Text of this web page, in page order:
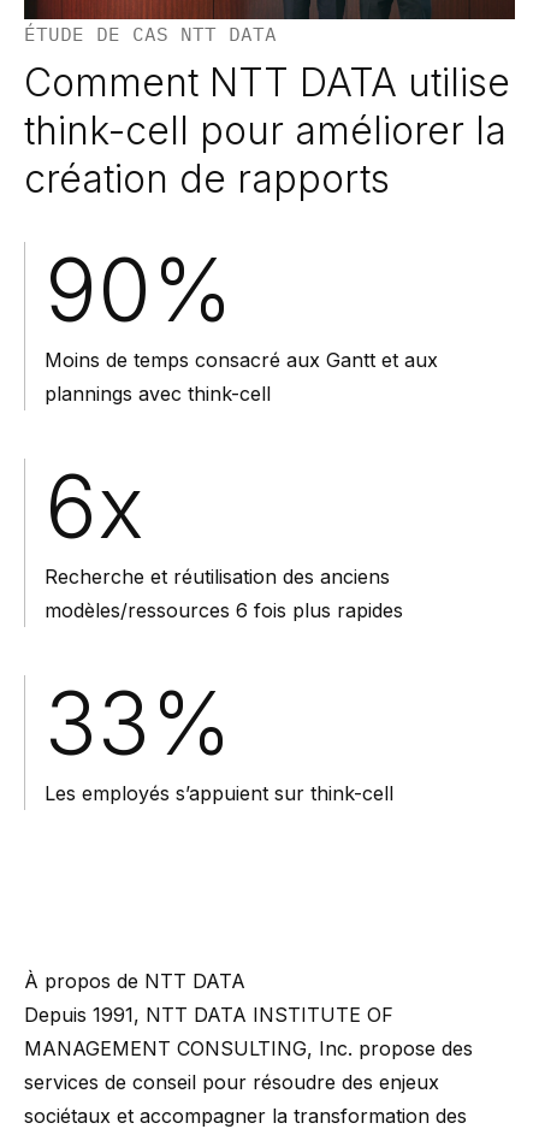
ÉTUDE DE CAS NTT DATA
Comment NTT DATA utilise
think-cell pour améliorer la
création de rapports
90%
Moins de temps consacré aux Gantt et aux
plannings avec think-cell
6x
Recherche et réutilisation des anciens
modèles/ressources 6 fois plus rapides
33%
Les employés s’appuient sur think-cell
À propos de NTT DATA
Depuis 1991, NTT DATA INSTITUTE OF
MANAGEMENT CONSULTING, Inc. propose des
services de conseil pour résoudre des enjeux
sociétaux et accompagner la transformation des